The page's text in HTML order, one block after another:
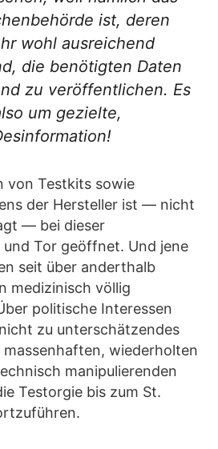
ist, deren
wohl ausreichend
die benötigten Daten
zu veröffentlichen. Es
um gezielte,
von Testkits sowie
der Hersteller ist — nicht
— bei dieser
Tor geöffnet. Und jene
seit über anderthalb
medizinisch völlig
politische Interessen
zu unterschätzendes
wiederholten
manipulierenden
Testorgie bis zum St.